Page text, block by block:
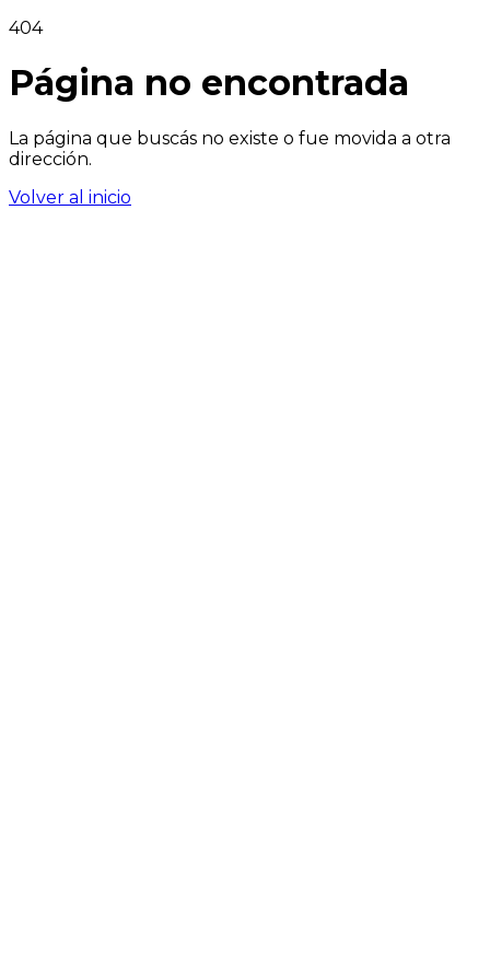
404
Página no encontrada
La página que buscás no existe o fue movida a otra
dirección.
Volver al inicio